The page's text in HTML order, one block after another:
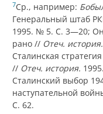
7Ср., например:
Генеральный штаб
1995. № 5. С. 3—20; Он
рано // Отеч. история.
Сталинская
// Отеч. история.
Сталинский выбор
наступательной
С. 62.